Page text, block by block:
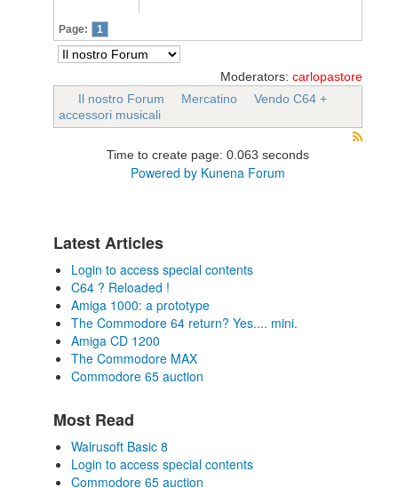
Page: 1
Moderators: carlopastore
Il nostro Forum
Mercatino
Vendo C64 +
accessori musicali
Time to create page: 0.063 seconds
Powered by Kunena Forum
Latest Articles
Login to access special contents
C64 ? Reloaded !
Amiga 1000: a prototype
The Commodore 64 return? Yes.... mini.
Amiga CD 1200
The Commodore MAX
Commodore 65 auction
Most Read
Walrusoft Basic 8
Login to access special contents
Commodore 65 auction